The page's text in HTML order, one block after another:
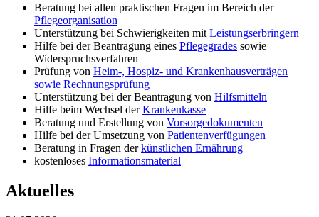
Beratung bei allen praktischen Fragen im Bereich der
Pflegeorganisation
Unterstützung bei Schwierigkeiten mit Leistungserbringern
Hilfe bei der Beantragung eines Pflegegrades sowie
Widerspruchsverfahren
Prüfung von Heim-, Hospiz- und Krankenhausverträgen
sowie Rechnungsprüfung
Unterstützung bei der Beantragung von Hilfsmitteln
Hilfe beim Wechsel derKrankenkasse
Beratung und Erstellung von Vorsorgedokumenten
Hilfe bei der Umsetzung von Patientenverfügungen
Beratung in Fragen derkünstlichen Ernährung
kostenloses Informationsmaterial
Aktuelles